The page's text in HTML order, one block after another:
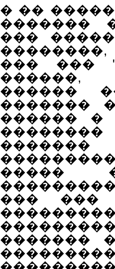
� ��
�������
���
��� ���
������
�������
������ �
�����
��� ���
�������